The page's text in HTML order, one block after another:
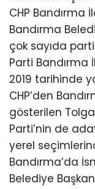
CHP Bandırma
Bandırma
çok sayıda
Parti Bandırma
2019 tarihinde
CHP’den
gösterilen
Parti’nin de
yerel
Bandırma’da
Belediye